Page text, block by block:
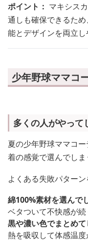
ポイント： マキシス
通しも確保できるた
能とデザインを両立し
少年野球ママコ
多くの人がやって
夏の少年野球ママコ
着の感覚で選んでしま
よくある失敗パターン
綿100%素材を選んで
ベタついて不快感が続
黒や濃い色でまとめて
熱を吸収して体感温